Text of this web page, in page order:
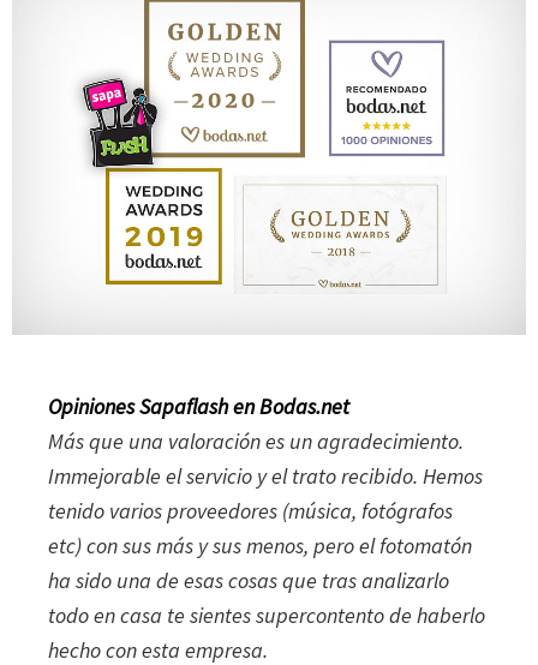
Opiniones Sapaflash en Bodas.net
Más que una valoración es un agradecimiento.
Immejorable el servicio y el trato recibido. Hemos
tenido varios proveedores (música, fotógrafos
etc) con sus más y sus menos, pero el fotomatón
ha sido una de esas cosas que tras analizarlo
todo en casa te sientes supercontento de haberlo
hecho con esta empresa.